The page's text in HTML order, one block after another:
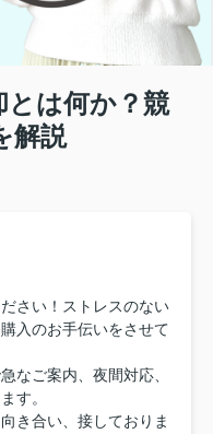
とは何か？競
解説
さい！ストレスのない
入のお手伝いをさせて
なご案内、夜間対応、
す。
き合い、接しておりま